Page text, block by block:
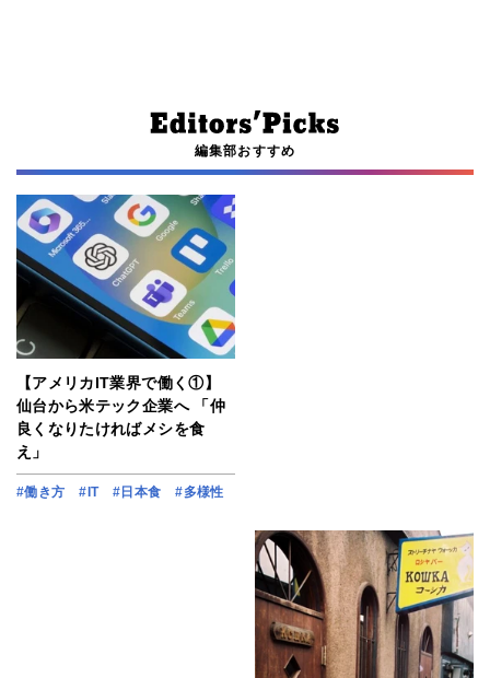
編集部おすすめ
【アメリカIT業界で働く①】
仙台から米テック企業へ 「仲
良くなりたければメシを食
え」
#働き方 #IT #日本食 #多様性